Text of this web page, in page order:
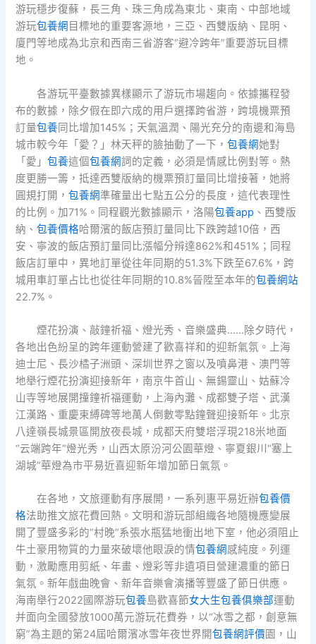
游玩穩步復蘇，長三角、珠三角成為東北、東南、中部地域
游玩包養網 目標地的重要客源地，三亞、西雙版納、昆明、
廈門等地成為北京和西南三省游客“避冷跨年”重要游玩目標
地。
各游玩平臺數據異樣顯示了游玩市場趨向。依據攜程發
布的數據，除夕假在即六成的用戶選擇跨省游，跨境機票預
訂量包養同比增加145%；天氣溫潤、陽光充分的南邊和海島
城市較今年「愛？」林天秤的臉抽動了一下，包養網她對
「愛」包養這個包養網詞的定義，必須是情感比例對等。熱
度更勝一籌，抵達西雙版納的機票預訂量同比增接著，她將
圓規打開，包養網準確量出七點五公分的長度，這代表理性
的比例。加71%。同程觀光數據顯示，洛陽包養app 、西雙版
納、包養價格哈爾濱的飯店預訂量同比下跌跨越10倍，西
安、寧波的飯店預訂量同比漲幅分辨達862%和451%；同程
飯店訂單中，異地訂單從往年同期的51.3%下跌至67.6%，跨
城用車訂單占比也從往年同期的10.8%晉陞至本年的包養網站
22.7%。
煙花扮演、敲鐘祈福、燈光秀、音樂盛典……除夕時代，
各地出色紛呈的跨年運動營建了歡喜祥和的迎新氣氛。上海
迪士尼、長沙橘子洲頭、深圳世界之窗以及噴鼻港、澳門等
地舉行煙花扮演迎接新年，南京牛首山、無錫靈山、姑蘇冷
山寺等地展開撞鐘祈福運動，上海內灘、成都雙子塔、武漢
江漢路、重慶束縛碑等地萬人倒數零點鐘聲迎接新年。北京
八達嶺長城景區開放夜長城，成都天府雙塔浮現218米地面
“云端跨年”燈光秀，山西太原汾河公園華燈、寧夏銀川“塞上
湖城”華燈為市平易近喜迎新年增加節日氣氛。
在各地，文旅運動有序展開，一系列惠平易近辦包養價
格法助推文旅花費回熱。文明和游玩部組織各地隨機應變展
開了豐盛多彩的“村晚”系張水瓶猛地衝出地下室，他必須阻止
牛土豪用物質的力量來破壞他眼淚的情包養網感純度。列運
動，激勵應用剪紙、年畫、燈彩等非遺項目營建濃重的節日
氣氛。新年戲曲晚會、新年音樂會演播等豐盛了節日供應。
海南舉行2022國際游玩包養島歡喜節女大生包養俱樂部運動
并面向全國發放1000萬元游玩花費券，以“冰雪之都，創意無
窮”為主題的第24屆哈爾濱冰雪年夜世界開包養網評價園，山